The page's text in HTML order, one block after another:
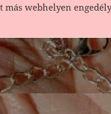
más webhelyen